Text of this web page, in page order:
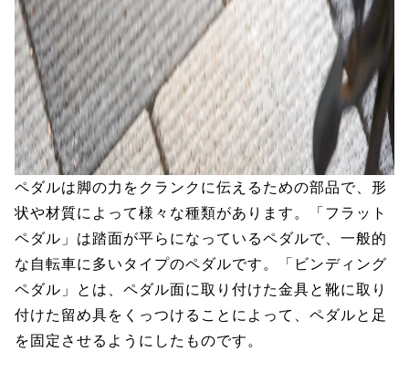
ペダルは脚の力をクランクに伝えるための部品で、形
状や材質によって様々な種類があります。「フラット
ペダル」は踏面が平らになっているペダルで、一般的
な自転車に多いタイプのペダルです。「ビンディング
ペダル」とは、ペダル面に取り付けた金具と靴に取り
付けた留め具をくっつけることによって、ペダルと足
を固定させるようにしたものです。